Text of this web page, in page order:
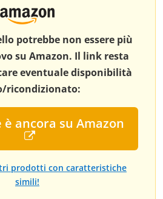
potrebbe non essere più
su Amazon. Il link resta
eventuale disponibilità
ricondizionato:
ancora su Amazon
prodotti con caratteristiche
simili!